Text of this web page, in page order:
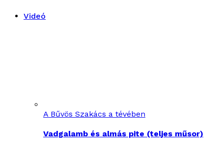
Videó
A Bűvös Szakács a tévében
Vadgalamb és almás pite (teljes műsor)